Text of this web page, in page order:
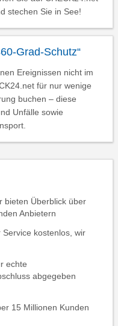
stechen Sie in See!
Grad-Schutz“
Ereignissen nicht im
für nur wenige
buchen – diese
Unfälle sowie
bieten Überblick über
Anbietern
kostenlos, wir
echte
abgegeben
15 Millionen Kunden